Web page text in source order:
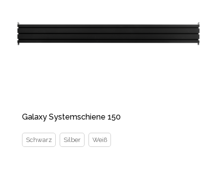
Galaxy Systemschiene 150
Schwarz Silber Weiß